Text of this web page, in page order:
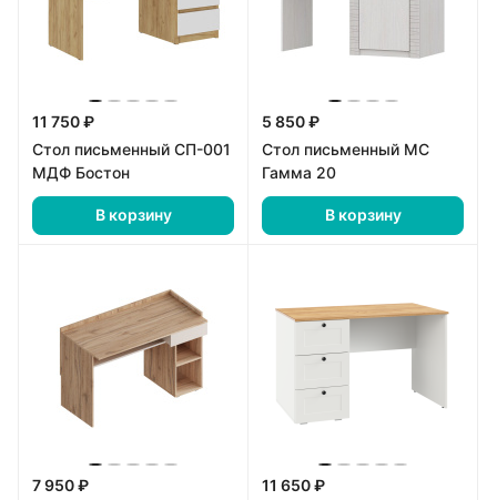
11 750 ₽
Стол письменный СП-001
МДФ Бостон
В корзину
5 850 ₽
Стол письменный МС
Гамма 20
В корзину
7 950 ₽
11 650 ₽